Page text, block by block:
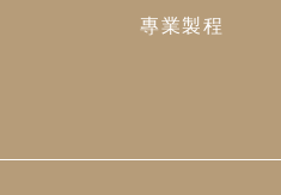
專業製程